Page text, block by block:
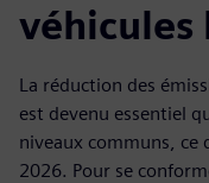
véhicules
La réduction des
est devenu essentiel
niveaux communs, ce
2026. Pour se